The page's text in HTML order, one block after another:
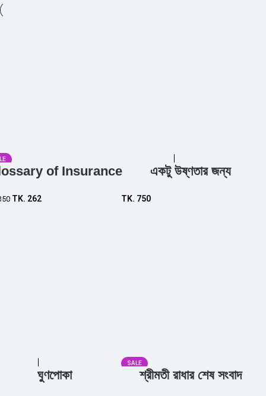
of Insurance
TK. 262
Add to cart
একটু উষ্ণতার জন্য
TK. 750
Add to cart
ঘুণপোকা
SALE
শ্রীমতী রাধার শেষ সংবাদ